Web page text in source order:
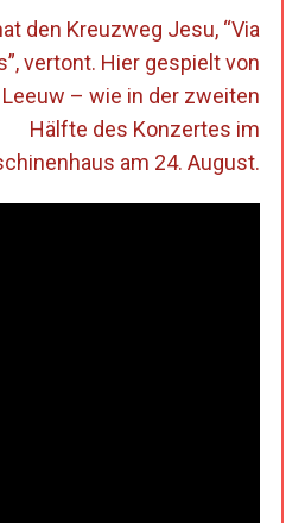
den Kreuzweg Jesu, “Via
vertont. Hier gespielt von
– wie in der zweiten
Hälfte des Konzertes im
am 24. August.